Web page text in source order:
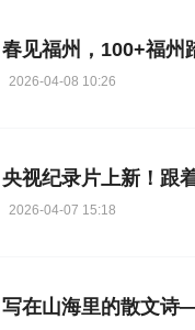
春见福州，100+福州
2026-04-08 10:26
央视纪录片上新！跟
2026-04-07 15:18
写在山海里的散文